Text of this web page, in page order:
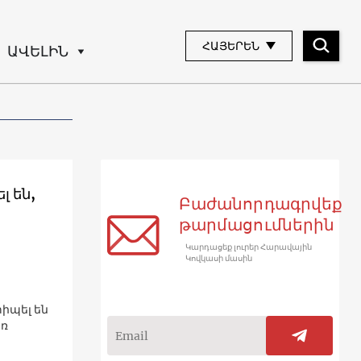
ԱՎԵԼԻՆ ՀԱՅԵՐԵՆ
են,
են
Բաժանորդագրվեք
թարմացումներին
Կարդացեք լուրեր Հարավային
Կովկասի մասին